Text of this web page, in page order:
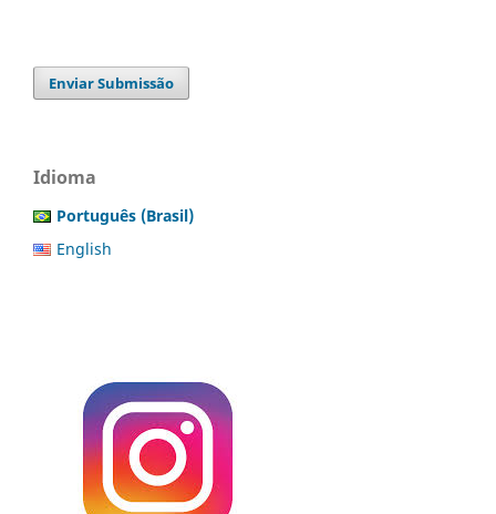
Enviar Submissão
Idioma
Português (Brasil)
English